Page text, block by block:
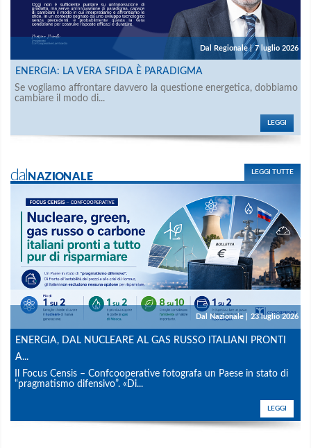
Dal Regionale | 7 luglio 2026
ENERGIA: LA VERA SFIDA È PARADIGMA
Se vogliamo affrontare davvero la questione energetica, dobbiamo
cambiare il modo di...
LEGGI
dalNAZIONALE
Dal Nazionale 23 luglio 2026
ENERGIA, DAL NUCLEARE AL GAS RUSSO ITALIANI PRONTI
A...
Il Focus Censis – Confcooperative fotografa un Paese in stato di
“pragmatismo difensivo”. «Di...
LEGGI
LEGGI TUTTE